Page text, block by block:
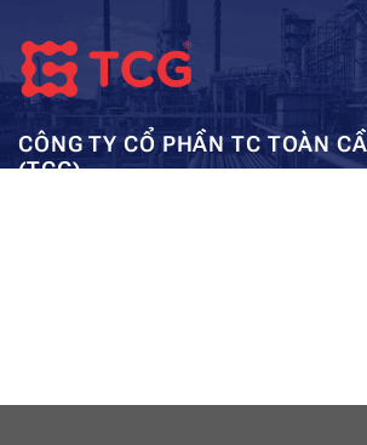
CÔNG TY CỔ PHẦN TC TOÀN
(TCG)